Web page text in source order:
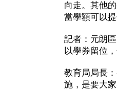
向走。其他
當學額可以提
記者：元朗
以學券留位
教育局局長
施，是要大